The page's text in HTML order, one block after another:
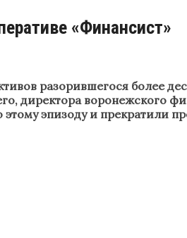
«Финансист»
разорившегося более
директора воронежского
этому эпизоду и прекратили